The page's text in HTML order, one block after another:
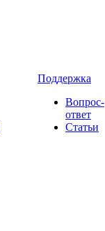
Поддержка
Вопрос-
ответ
Статьи